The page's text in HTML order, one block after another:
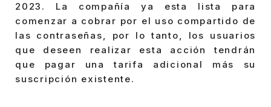
2023. La compañía ya esta lista para
comenzar a cobrar por el uso compartido de
las contraseñas, por lo tanto, los usuarios
que deseen realizar esta acción tendrán
que pagar una tarifa adicional más su
suscripción existente.